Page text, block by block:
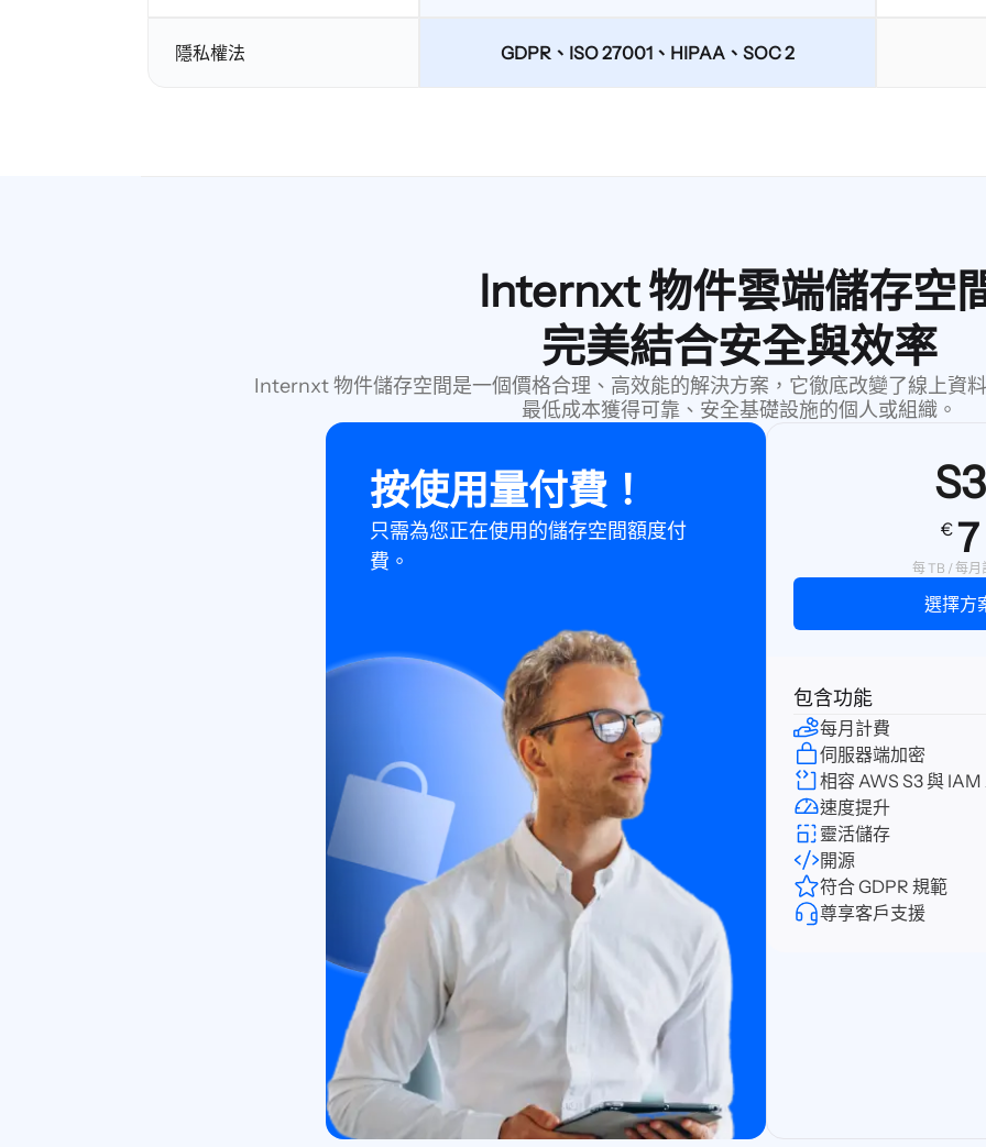
隱私權法 GDPR、ISO 27001、HIPAA、SOC 2
Internxt 物件雲端儲存空
完美結合安全與效率
Internxt 物件儲存空間是一個價格合理、高效能的解決方案，它徹底改變了線上資
最低成本獲得可靠、安全基礎設施的個人或組織。
按使用量付費！
只需為您正在使用的儲存空間額度付
費。
S3
€ 7
每 TB / 每月
選擇方
包含功能
每月計費
伺服器端加密
相容 AWS S3 與
速度提升
靈活儲存
開源
符合 GDPR 規範
尊享客戶支援